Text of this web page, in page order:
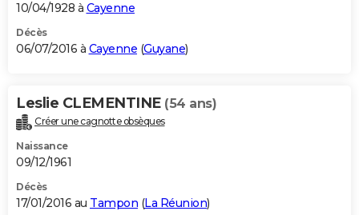
10/04/1928 à Cayenne
Décès
06/07/2016 à Cayenne (Guyane)
Leslie CLEMENTINE (54 ans)
Créer une cagnotte obsèques
Naissance
09/12/1961
Décès
17/01/2016 au Tampon (La Réunion)